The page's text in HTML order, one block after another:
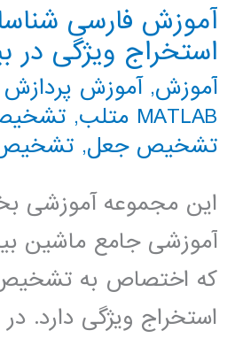
آموزش فارسی
استخراج ویژگی در
آموزش,آموزش پردازش
MATLAB متلب
,
تشخیص جعل, تشخیص
این مجموعه آموزشی
آموزشی جامع ماشین
که اختصاص به
استخراج ویژگی دارد.